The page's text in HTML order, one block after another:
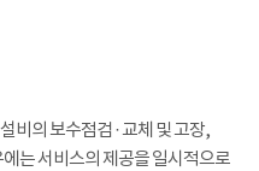
비의 보수점검 · 교체 및 고장,
는 서비스의 제공을 일시적으로